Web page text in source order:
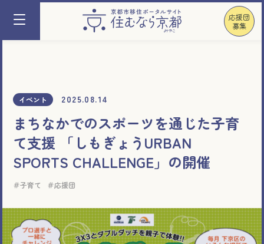
応援団
募集
イベント 2025.08.14
まちなかでのスポーツを通じた子育
て支援 「しもぎょうURBAN
SPORTS CHALLENGE」の開催
子育て 応援団